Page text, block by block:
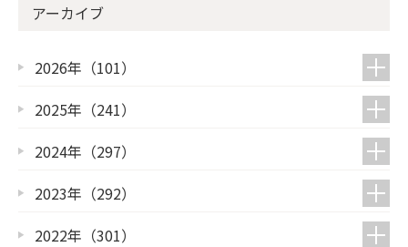
アーカイブ
2026年（101）
2025年（241）
2024年（297）
2023年（292）
2022年（301）